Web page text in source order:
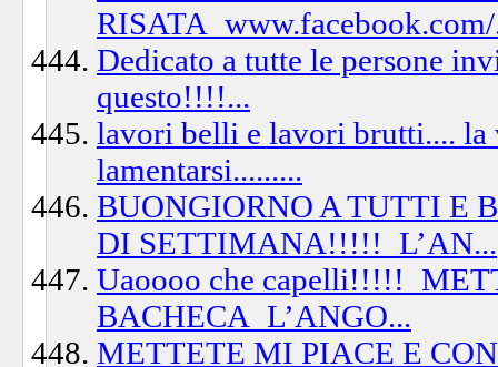
Dedicato a tutte le persone
questo!!!!...
lavori belli e lavori brutti.... la
lamentarsi.........
BUONGIORNO A TUTTI E
DI SETTIMANA!!!!!_L’AN...
Uaoooo che
BACHECA_L’ANGO...
METTETE MI PIACE E